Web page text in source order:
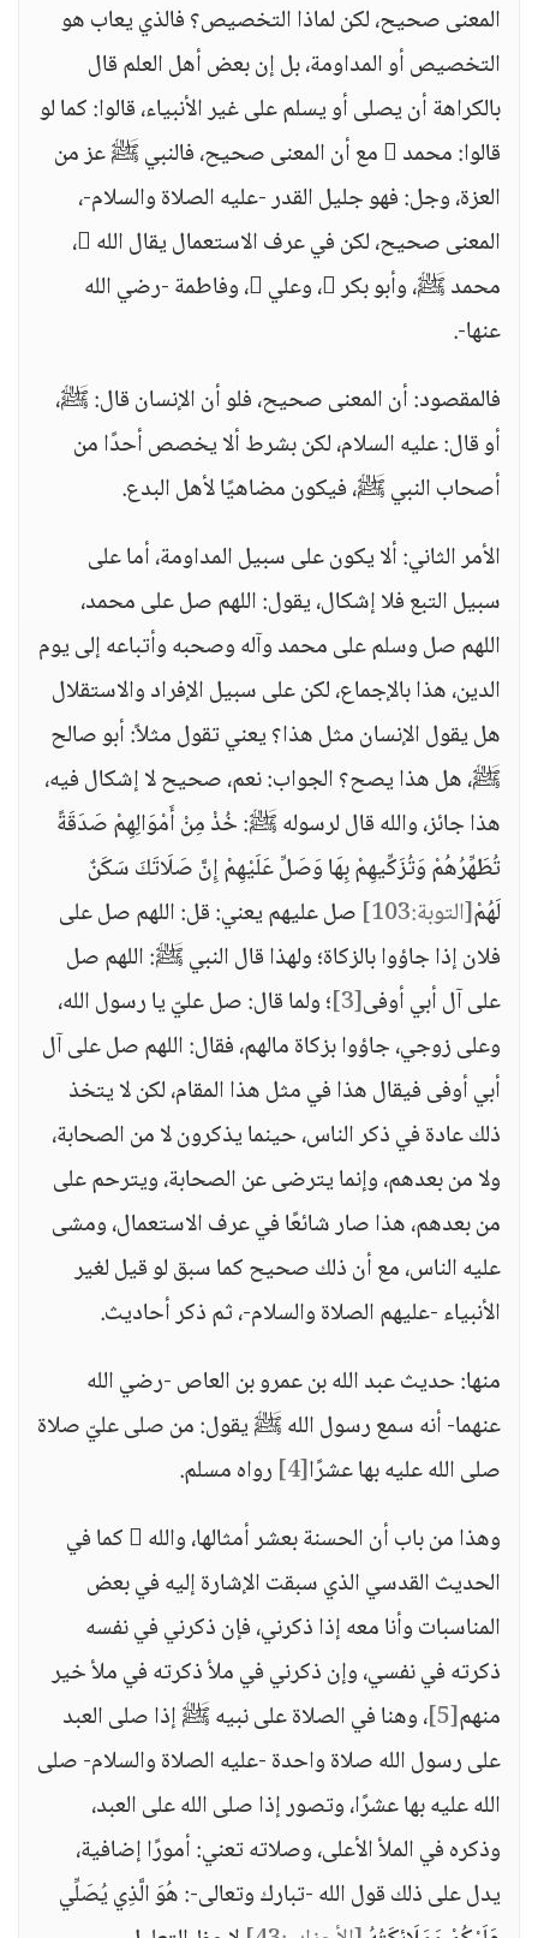
المعنى صحيح، لكن لماذا التخصيص؟ فالذي يعاب هو
التخصيص أو المداومة، بل إن بعض أهل العلم قال
بالكراهة أن يصلى أو يسلم على غير الأنبياء، قالوا: كما لو
قالوا: محمد  مع أن المعنى صحيح، فالنبي ﷺ عز من
العزة، وجل: فهو جليل القدر -عليه الصلاة والسلام-،
المعنى صحيح، لكن في عرف الاستعمال يقال الله ،
محمد ﷺ، وأبو بكر ، وعلي ، وفاطمة -رضي الله
عنها-.
فالمقصود: أن المعنى صحيح، فلو أن الإنسان قال: ﷺ،
أو قال: عليه السلام، لكن بشرط ألا يخصص أحدًا من
أصحاب النبي ﷺ، فيكون مضاهيًا لأهل البدع.
الأمر الثاني: ألا يكون على سبيل المداومة، أما على
سبيل التبع فلا إشكال، يقول: اللهم صل على محمد،
اللهم صل وسلم على محمد وآله وصحبه وأتباعه إلى يوم
الدين، هذا بالإجماع، لكن على سبيل الإفراد والاستقلال
هل يقول الإنسان مثل هذا؟ يعني تقول مثلاً: أبو صالح
ﷺ، هل هذا يصح؟ الجواب: نعم، صحيح لا إشكال فيه،
هذا جائز، والله قال لرسوله ﷺ: خُذْ مِنْ أَمْوَالِهِمْ صَدَقَةً
تُطَهِّرُهُمْ وَتُزَكِّيهِمْ بِهَا وَصَلِّ عَلَيْهِمْ إِنَّ صَلَاتَكَ سَكَنٌ
لَهُمْ[التوبة:103]
صل عليهم يعني: قل: اللهم صل على
فلان إذا جاؤوا بالزكاة؛ ولهذا قال النبي ﷺ: اللهم صل
على آل أبي أوفى[3] ؛ ولما قال: صل عليّ يا رسول الله،
وعلى زوجي، جاؤوا بزكاة مالهم، فقال: اللهم صل على آل
أبي أوفى فيقال هذا في مثل هذا المقام، لكن لا يتخذ
ذلك عادة في ذكر الناس، حينما يذكرون لا من الصحابة،
ولا من بعدهم، وإنما يترضى عن الصحابة، ويترحم على
من بعدهم، هذا صار شائعًا في عرف الاستعمال، ومشى
عليه الناس، مع أن ذلك صحيح كما سبق لو قيل لغير
الأنبياء -عليهم الصلاة والسلام-، ثم ذكر أحاديث.
منها: حديث عبد الله بن عمرو بن العاص -رضي الله
عنهما- أنه سمع رسول الله ﷺ يقول: من صلى عليّ صلاة
صلى الله عليه بها عشرًا[4]
رواه مسلم.
وهذا من باب أن الحسنة بعشر أمثالها، والله  كما في
الحديث القدسي الذي سبقت الإشارة إليه في بعض
المناسبات وأنا معه إذا ذكرني، فإن ذكرني في نفسه
ذكرته في نفسي، وإن ذكرني في ملأ ذكرته في ملأ خير
منهم[5] ، وهنا في الصلاة على نبيه ﷺ إذا صلى العبد
على رسول الله صلاة واحدة -عليه الصلاة والسلام- صلى
الله عليه بها عشرًا، وتصور إذا صلى الله على العبد،
وذكره في الملأ الأعلى، وصلاته تعني: أمورًا إضافية،
يدل على ذلك قول الله -تبارك وتعالى-: هُوَ الَّذِي يُصَلِّي